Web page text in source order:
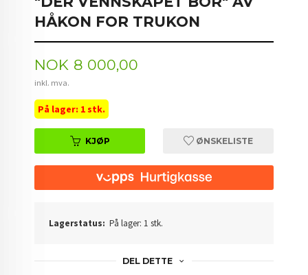
HÅKON FOR TRUKON
Pris
NOK 8 000,00
inkl. mva.
På lager: 1 stk.
KJØP ØNSKELISTE
Lagerstatus: På lager: 1 stk.
DEL DETTE